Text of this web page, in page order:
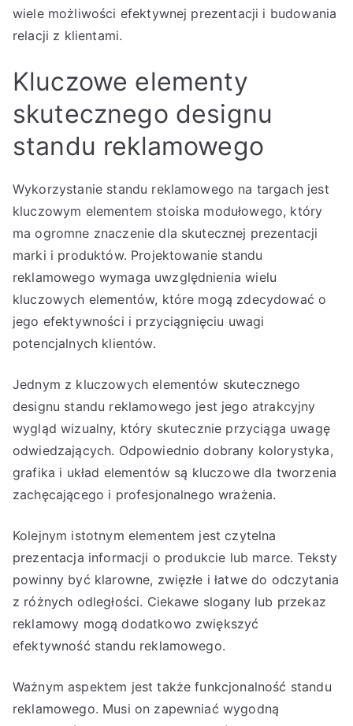
wiele możliwości efektywnej prezentacji i budowania
relacji z klientami.
Kluczowe elementy
skutecznego designu
standu reklamowego
Wykorzystanie standu reklamowego na targach jest
kluczowym elementem stoiska modułowego, który
ma ogromne znaczenie dla skutecznej prezentacji
marki i produktów. Projektowanie standu
reklamowego wymaga uwzględnienia wielu
kluczowych elementów, które mogą zdecydować o
jego efektywności i przyciągnięciu uwagi
potencjalnych klientów.
Jednym z kluczowych elementów skutecznego
designu standu reklamowego jest jego atrakcyjny
wygląd wizualny, który skutecznie przyciąga uwagę
odwiedzających. Odpowiednio dobrany kolorystyka,
grafika i układ elementów są kluczowe dla tworzenia
zachęcającego i profesjonalnego wrażenia.
Kolejnym istotnym elementem jest czytelna
prezentacja informacji o produkcie lub marce. Teksty
powinny być klarowne, zwięzłe i łatwe do odczytania
z różnych odległości. Ciekawe slogany lub przekaz
reklamowy mogą dodatkowo zwiększyć
efektywność standu reklamowego.
Ważnym aspektem jest także funkcjonalność standu
reklamowego. Musi on zapewniać wygodną